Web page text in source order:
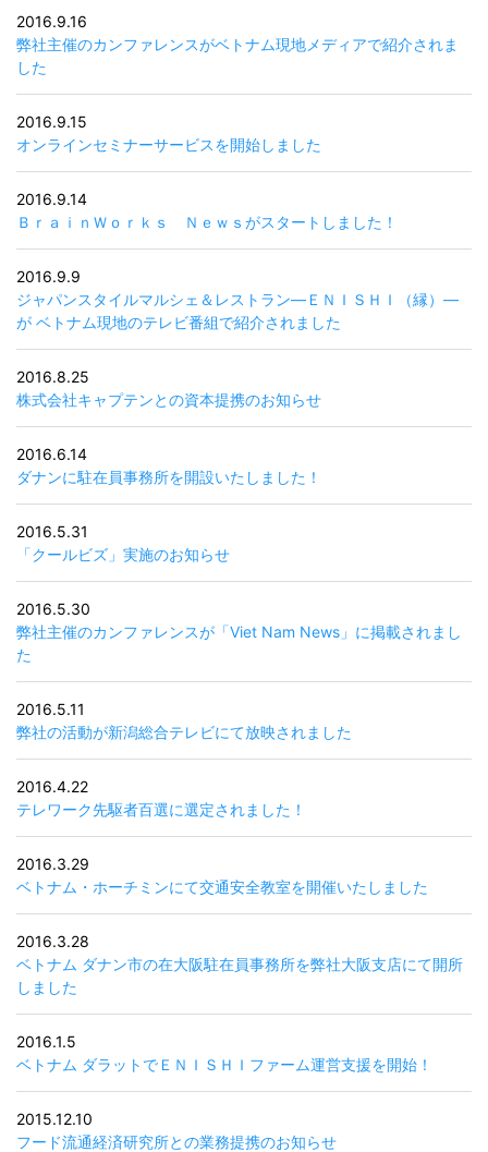
2016.9.16
弊社主催のカンファレンスがベトナム現地メディアで紹介されま
した
2016.9.15
オンラインセミナーサービスを開始しました
2016.9.14
ＢｒａｉｎＷｏｒｋｓ Ｎｅｗｓがスタートしました！
2016.9.9
ジャパンスタイルマルシェ＆レストラン―ＥＮＩＳＨＩ（縁）―
が ベトナム現地のテレビ番組で紹介されました
2016.8.25
株式会社キャプテンとの資本提携のお知らせ
2016.6.14
ダナンに駐在員事務所を開設いたしました！
2016.5.31
「クールビズ」実施のお知らせ
2016.5.30
弊社主催のカンファレンスが「Viet Nam News」に掲載されまし
た
2016.5.11
弊社の活動が新潟総合テレビにて放映されました
2016.4.22
テレワーク先駆者百選に選定されました！
2016.3.29
ベトナム・ホーチミンにて交通安全教室を開催いたしました
2016.3.28
ベトナム ダナン市の在大阪駐在員事務所を弊社大阪支店にて開所
しました
2016.1.5
ベトナム ダラットでＥＮＩＳＨＩファーム運営支援を開始！
2015.12.10
フード流通経済研究所との業務提携のお知らせ